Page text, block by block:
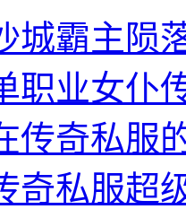
城霸主陨
职业女仆
传奇私服
奇私服超